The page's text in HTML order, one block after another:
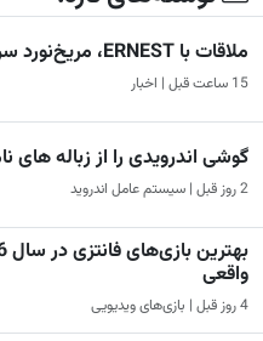
ملاقات با ERNEST، مریخ‌نورد سرسخت نسل آینده ناسا
15 ساعت قبل | اخبار
گوشی اندرویدی را از زباله های
2 روز قبل | سیستم عامل اندروید
واقعی
4 روز قبل | بازی‌های ویدیویی